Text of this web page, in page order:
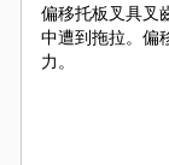
偏移托板叉具叉
中遭到拖拉。偏
力。